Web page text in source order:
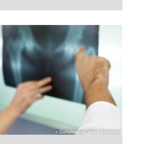
GettyImages, фото: fotostorm